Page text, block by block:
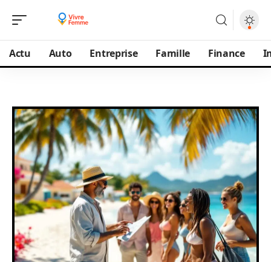
Actu Auto Entreprise Famille Finance